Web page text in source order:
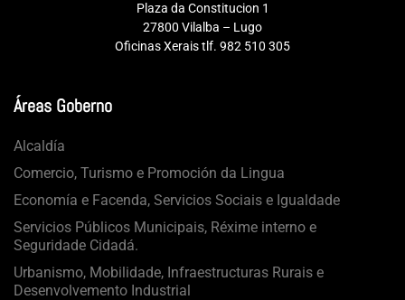
Plaza da Constitucion 1
27800 Vilalba – Lugo
Oficinas Xerais tlf. 982 510 305
Áreas Goberno
Alcaldía
Comercio, Turismo e Promoción da Lingua
Economía e Facenda, Servicios Sociais e Igualdade
Servicios Públicos Municipais, Réxime interno e
Seguridade Cidadá.
Urbanismo, Mobilidade, Infraestructuras Rurais e
Desenvolvemento Industrial